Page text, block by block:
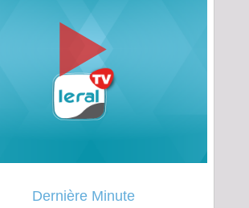
Dernière Minute
l’orpaillage clandestin, un
site démantelé à Mouran